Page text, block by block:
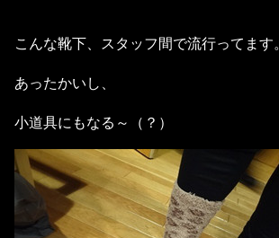
こんな靴下、スタッフ間で流行ってます。
あったかいし、
小道具にもなる～（？）